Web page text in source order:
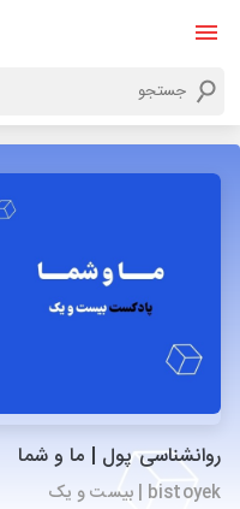
روانشناسی پول | ما و شما
bistoyek | بیست و یک